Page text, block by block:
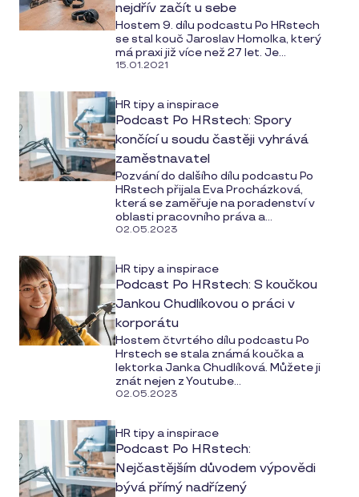
nejdřív začít u sebe
Hostem 9. dílu podcastu Po HRstech
se stal kouč Jaroslav Homolka, který
má praxi již více než 27 let. Je...
15.01.2021
HR tipy a inspirace
Podcast Po HRstech: Spory
končící u soudu častěji vyhrává
zaměstnavatel
Pozvání do dalšího dílu podcastu Po
HRstech přijala Eva Procházková,
která se zaměřuje na poradenství v
oblasti pracovního práva a...
02.05.2023
HR tipy a inspirace
Podcast Po HRstech: S koučkou
Jankou Chudlíkovou o práci v
korporátu
Hostem čtvrtého dílu podcastu Po
Hrstech se stala známá koučka a
lektorka Janka Chudlíková. Můžete ji
znát nejen z Youtube...
02.05.2023
HR tipy a inspirace
Podcast Po HRstech:
Nejčastějším důvodem výpovědi
bývá přímý nadřízený